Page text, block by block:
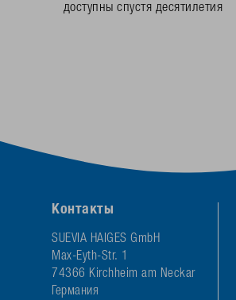
доступны спустя десятилетия
Контакты
SUEVIA HAIGES GmbH
Max-Eyth-Str. 1
74366 Kirchheim am Neckar
Германия